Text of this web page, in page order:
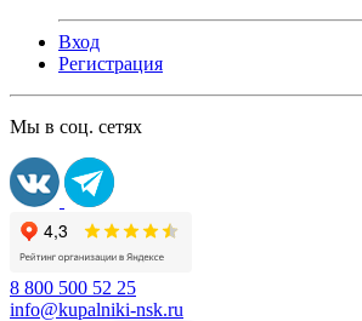
Вход
Регистрация
Мы в соц. сетях
8 800 500 52 25
info@kupalniki-nsk.ru